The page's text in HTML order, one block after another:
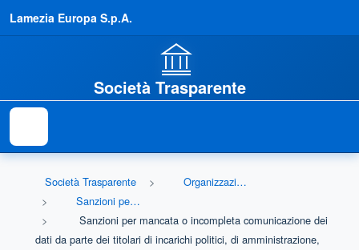
Lamezia Europa S.p.A.
Società Trasparente
Società Trasparente
Organizzazione
Sanzioni per mancata comunicazione dei dati
Sanzioni per mancata o incompleta comunicazione dei
dati da parte dei titolari di incarichi politici, di amministrazione,